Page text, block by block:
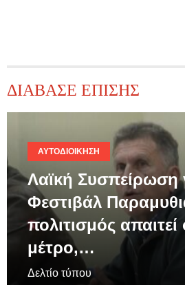
ΔΙΑΒΑΣΕ ΕΠΙΣΗΣ
ΑΥΤΟΔΙΟΊΚΗΣΗ
Λαϊκή Συσπείρωση
Φεστιβάλ
πολιτισμός απαιτεί
μέτρο,…
Δελτίο τύπου